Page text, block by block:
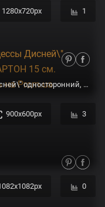
1280x720px 1
Большой Топпер в торт \"Принцессы Дисней\" односторонний, ручная работа КАРТОН 15 см. (ID#922083255), цена: 40 ₴, купить на Prom.ua
900x600px 3
0